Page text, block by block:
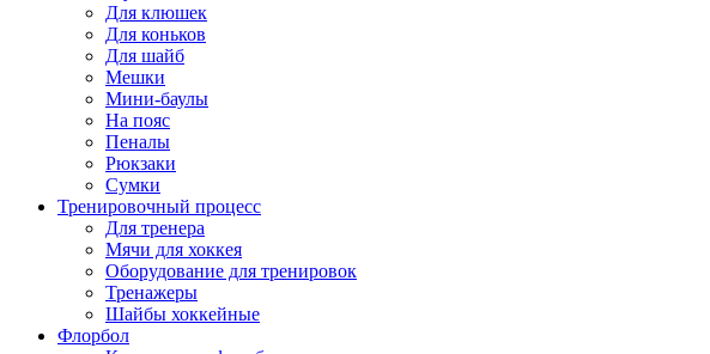
Для клюшек
Для коньков
Для шайб
Мешки
Мини-баулы
На пояс
Пеналы
Рюкзаки
Сумки
Тренировочный процесс
Для тренера
Мячи для хоккея
Оборудование для тренировок
Тренажеры
Шайбы хоккейные
Флорбол